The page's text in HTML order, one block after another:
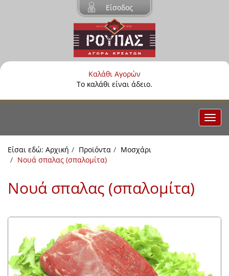
Είσοδος
Καλάθι Αγορών
Το καλάθι είναι άδειο.
Είσαι εδώ: Αρχική Προϊόντα
Μοσχάρι
Νουά σπαλας (σπαλομίτα)
Νουά σπαλας (σπαλομίτα)